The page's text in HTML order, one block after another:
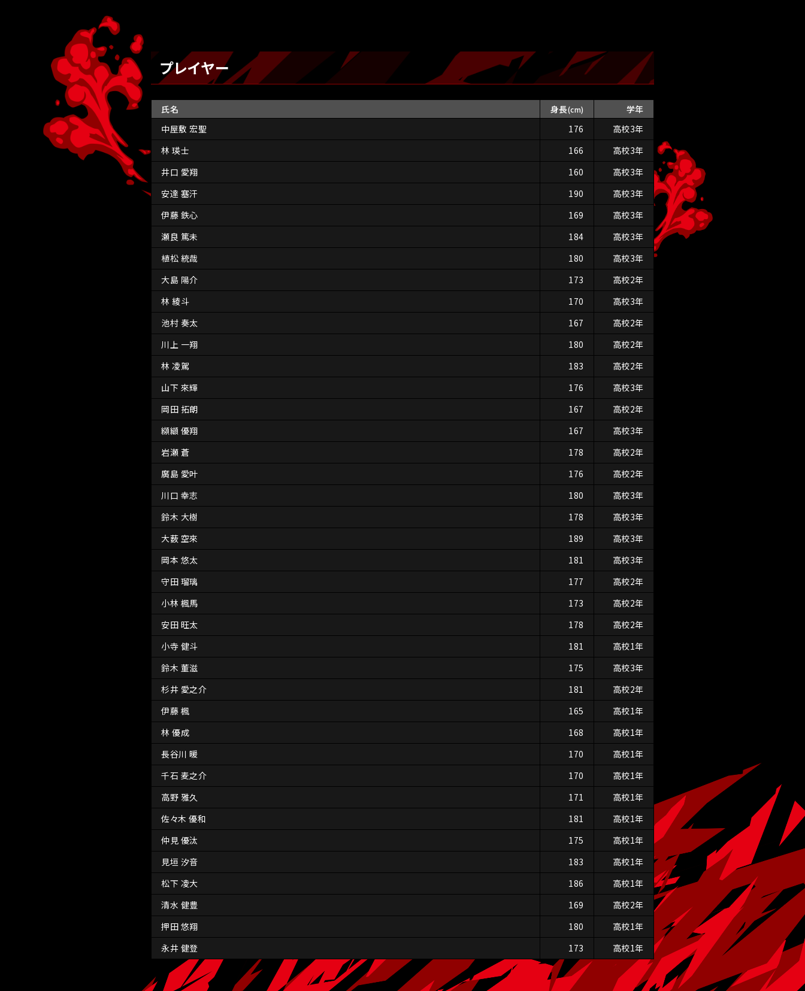
プレイヤー
氏名 身長(cm)
学年
中屋敷 宏聖
176
高校3年
林 瑛士
166
高校3年
井口 愛翔
160
高校3年
安達 塞汗
190
高校3年
伊藤 鉄心
169
高校3年
瀬良 篤未
184
高校3年
植松 統哉
180
高校3年
大島 陽介
173
高校2年
林 綾斗
170
高校3年
池村 奏太
167
高校2年
川上 一翔
180
高校2年
林 凌駕
183
高校2年
山下 來輝
176
高校3年
岡田 拓朗
167
高校2年
纐纈 優翔
167
高校3年
岩瀬 蒼
178
高校2年
廣島 愛叶
176
高校2年
川口 幸志
180
高校3年
鈴木 大樹
178
高校3年
大薮 空來
189
高校3年
岡本 悠太
181
高校3年
守田 瑠璃
177
高校2年
小林 楓馬
173
高校2年
安田 旺太
178
高校2年
小寺 健斗
181
高校1年
鈴木 董滋
175
高校3年
杉井 愛之介
181
高校2年
伊藤 楓
165
高校1年
林 優成
168
高校1年
長谷川 暖
170
高校1年
千石 麦之介
170
高校1年
高野 雅久
171
高校1年
佐々木 優和
181
高校1年
仲見 優汰
175
高校1年
見垣 汐音
183
高校1年
松下 凌大
186
高校1年
清水 健豊
169
高校2年
押田 悠翔
180
高校1年
永井 健登
173 高校1年